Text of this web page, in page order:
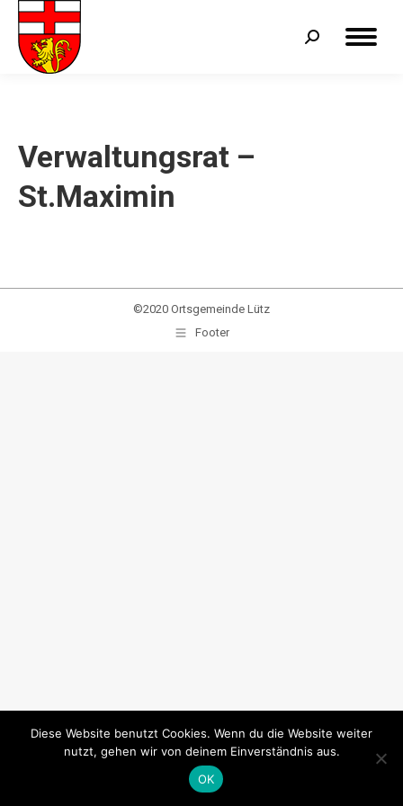
Search:
Verwaltungsrat –
St.Maximin
©2020 Ortsgemeinde Lütz
Footer
Diese Website benutzt Cookies. Wenn du die Website weiter
nutzt, gehen wir von deinem Einverständnis aus.
OK